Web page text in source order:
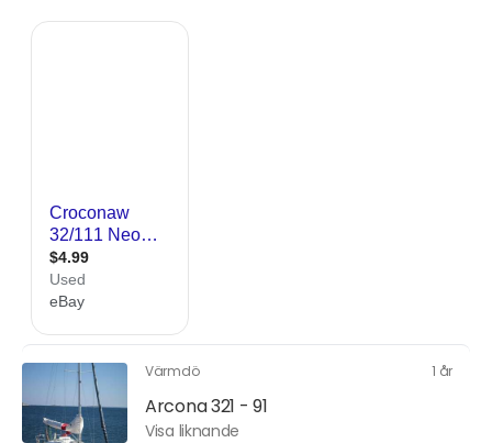
Värmdö 1 år
Arcona 321 - 91
Visa liknande